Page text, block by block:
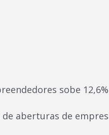
sobe
de aberturas de